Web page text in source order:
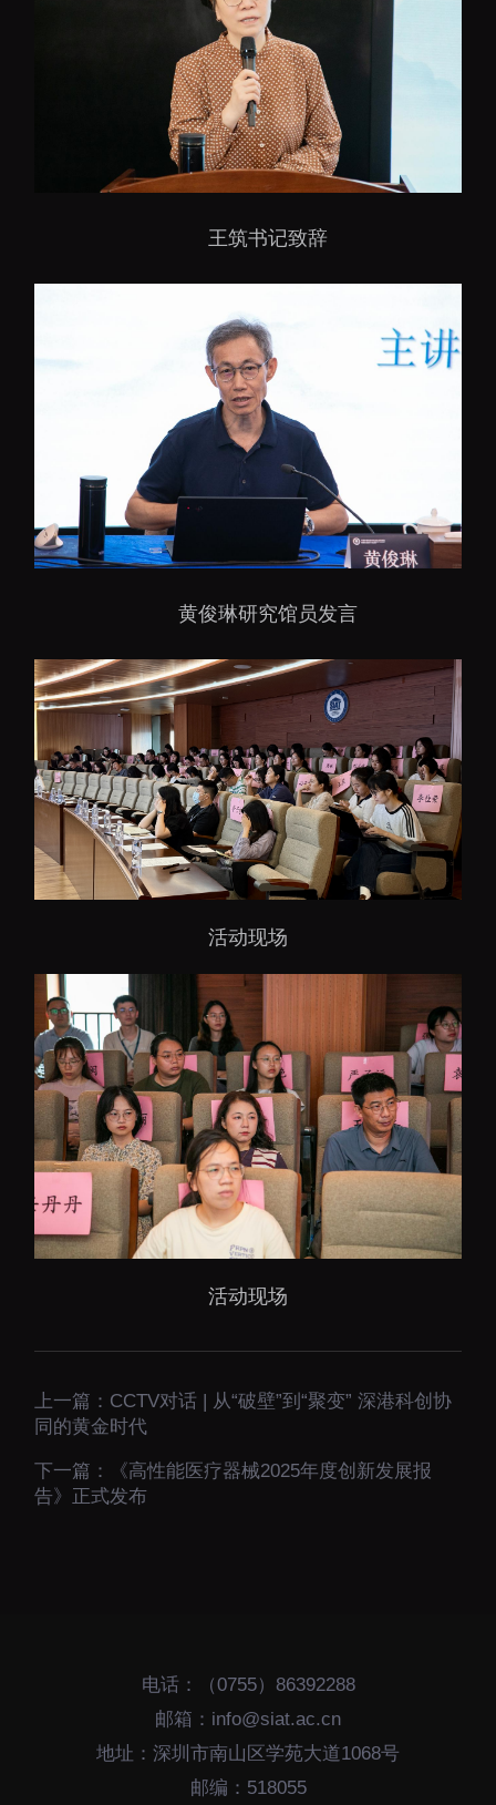
王筑书记致辞
黄俊琳研究馆员发言
活动现场
活动现场
上一篇： CCTV对话 | 从“破壁”到“聚变” 深港科创协
同的黄金时代
下一篇：
《高性能医疗器械2025年度创新发展报
告》正式发布
电话：（0755）86392288
邮箱：info@siat.ac.cn
地址：深圳市南山区学苑大道1068号
邮编：518055